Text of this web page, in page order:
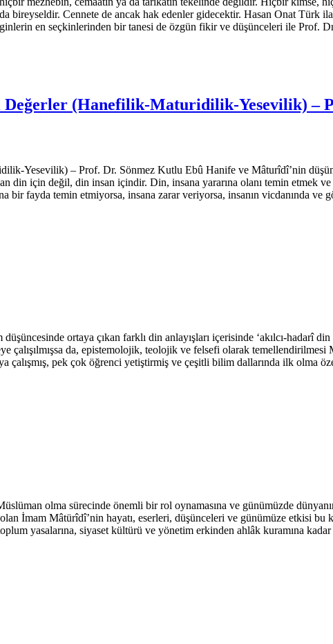
bireyseldir. Cennete de ancak hak edenler gidecektir. Hasan Onat Türk
en seçkinlerinden bir tanesi de özgün fikir ve düşünceleri ile Prof.
Değerler (Hanefilik-Maturidilik-Yesevilik) –
Yesevilik) – Prof. Dr. Sönmez Kutlu Ebû Hanife ve Mâturîdî’nin
din için değil, din insan içindir. Din, insana yararı­na olanı temin etmek ve
bir fayda temin etmiyorsa, insana zarar veriyorsa, insanın vicdanında ve
ortaya çıkan farklı din anlayışları içerisinde ‘akılcı-hadarî din
da, epistemolojik, teolojik ve felsefi olarak temellendirilmesi
pek çok öğrenci yetiştirmiş ve çeşitli bilim dallarında ilk olma
olma sürecinde önemli bir rol oynamasına ve günümüzde
İmam Mâtürîdî’nin hayatı, eserleri, düşünceleri ve günümüze etkisi
yasalarına, siyaset kültürü ve yönetim erkinden ahlâk kuramına